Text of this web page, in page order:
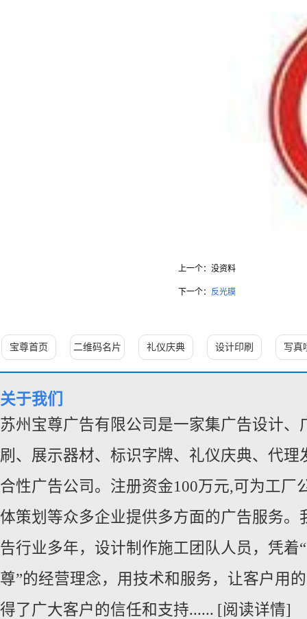
上一个： 没资料
下一个： 反光膜
宝尊首页 二维码名片 礼仪庆典 设计印刷 写真
关于我们
苏州宝尊广告有限公司是一家集广告设计、
刷、展示器材、标识字牌、礼仪庆典、代理
合性广告公司。注册资金100万元,可为工厂
体策划等众多企业提供多方面的广告服务。
告行业多年，设计制作施工团队人员，凭着
尊”的经营理念，用技术和服务，让客户用
得了广大客户的信任和支持...... [阅读详情]